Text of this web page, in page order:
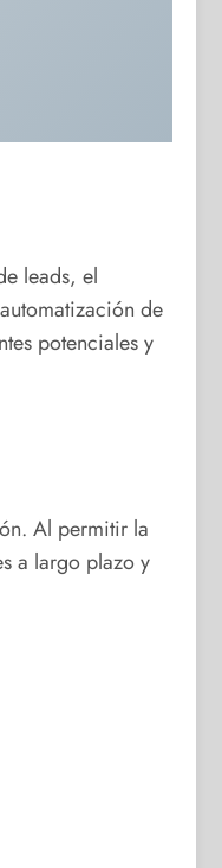
leads, el
de
potenciales y
Al permitir la
a largo plazo y